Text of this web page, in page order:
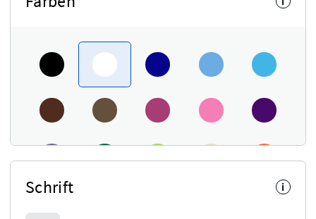
Schrift i